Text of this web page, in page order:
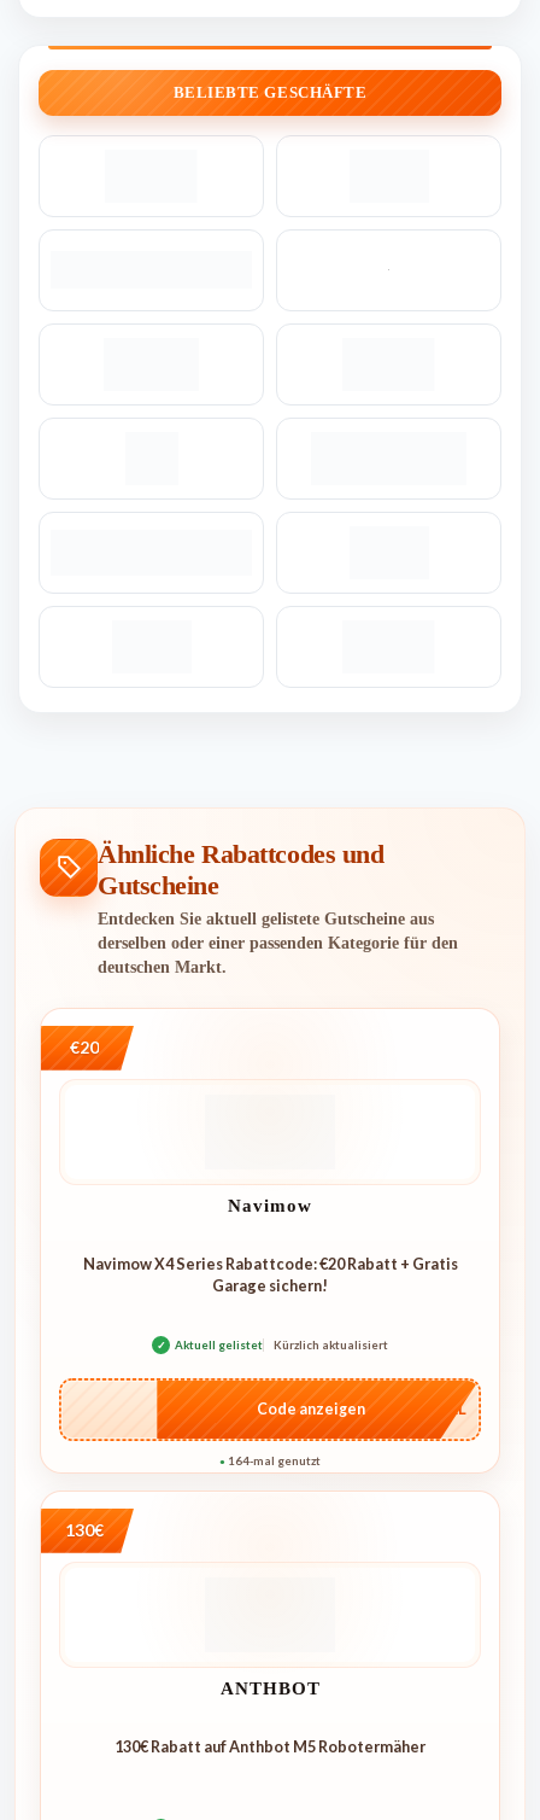
BELIEBTE GESCHÄFTE
Ähnliche Rabattcodes und
Gutscheine
Entdecken Sie aktuell gelistete Gutscheine aus
derselben oder einer passenden Kategorie für den
deutschen Markt.
€20
Navimow
Navimow X4 Series Rabattcode: €20 Rabatt + Gratis
Garage sichern!
✓ Aktuell gelistet Kürzlich aktualisiert
…4KL
Code anzeigen
● 164-mal genutzt
130€
ANTHBOT
130€ Rabatt auf Anthbot M5 Robotermäher